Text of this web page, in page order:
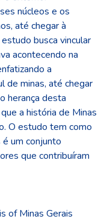
núcleos e os
até chegar à
busca vincular
acontecendo na
a
de minas, até chegar
herança desta
a história de Minas
O estudo tem como
um conjunto
que contribuíram
of Minas Gerais